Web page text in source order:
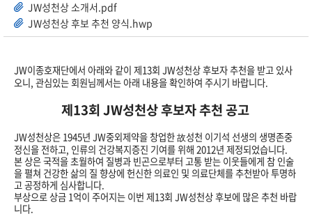
JW성천상 소개서.pdf
JW성천상 후보 추천 양식.hwp
JW이종호재단에서 아래와 같이 제13회 JW성천상 후보자 추천을 받고 있사
오니, 관심있는 회원님께서는 아래 내용을 확인하여 주시기 바랍니다.
제13회 JW성천상 후보자 추천 공고
JW성천상은 1945년 JW중외제약을 창업한 故성천 이기석 선생의 생명존중
정신을 전하고, 인류의 건강복지증진 기여를 위해 2012년 제정되었습니다.
본 상은 국적을 초월하여 질병과 빈곤으로부터 고통 받는 이웃들에게 참 인술
을 펼쳐 건강한 삶의 질 향상에 헌신한 의료인 및 의료단체를 추천받아 투명하
고 공정하게 심사합니다.
부상으로 상금 1억이 주어지는 이번 제13회 JW성천상 후보에 많은 추천 바랍
니다.